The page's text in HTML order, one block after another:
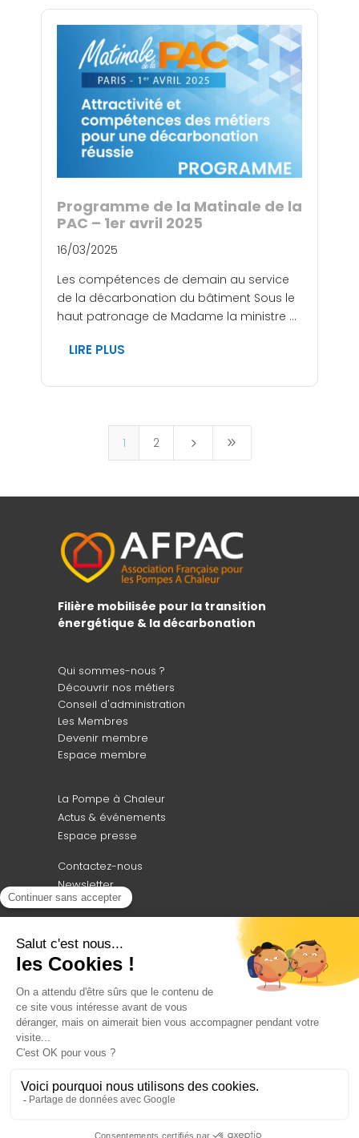
Programme de la Matinale de la
PAC – 1er avril 2025
16/03/2025
Les compétences de demain au service
de la décarbonation du bâtiment Sous le
haut patronage de Madame la ministre ...
LIRE PLUS
1 2 5 9
Filière mobilisée pour la transition
énergétique & la décarbonation
Qui sommes-nous ?
Découvrir nos métiers
Conseil d'administration
Les Membres
Devenir membre
Espace membre
La Pompe à Chaleur
Actus & événements
Espace presse
Contactez-nous
Newsletter
Professionnels, découvrez notre
moteur
de recherche dédié à vos besoins !
ACCÉDEZ AU CEPAC
Afpac 2025 -Plan du site -Mentions légales et politique